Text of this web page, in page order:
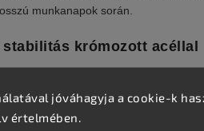
jóváhagyja a cookie-k
értelmében.
munkanapok során.
krómozott acéllal
krómozott acél talapzaton nyugszik,
közben. Az ergonomikusan
a testnek, gondoskodva a vendégek